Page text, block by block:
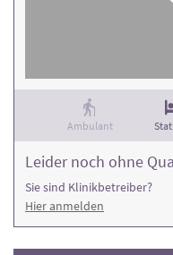
Ambulant
Leider noch ohne
Sie sind Klinikbetreiber?
Hier anmelden